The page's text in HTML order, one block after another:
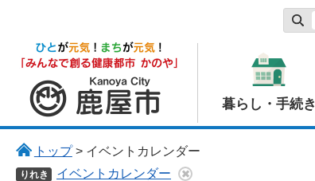
鹿屋市
暮らし・手続き
トップ> イベントカレンダー
りれき イベントカレンダー